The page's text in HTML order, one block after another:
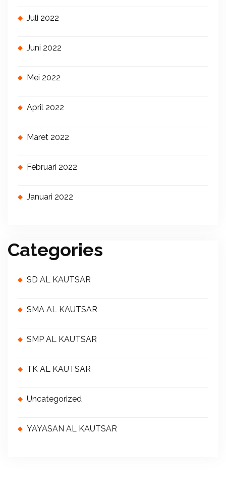
Juli 2022
Juni 2022
Mei 2022
April 2022
Maret 2022
Februari 2022
Januari 2022
Categories
SD AL KAUTSAR
SMA AL KAUTSAR
SMP AL KAUTSAR
TK AL KAUTSAR
Uncategorized
YAYASAN AL KAUTSAR